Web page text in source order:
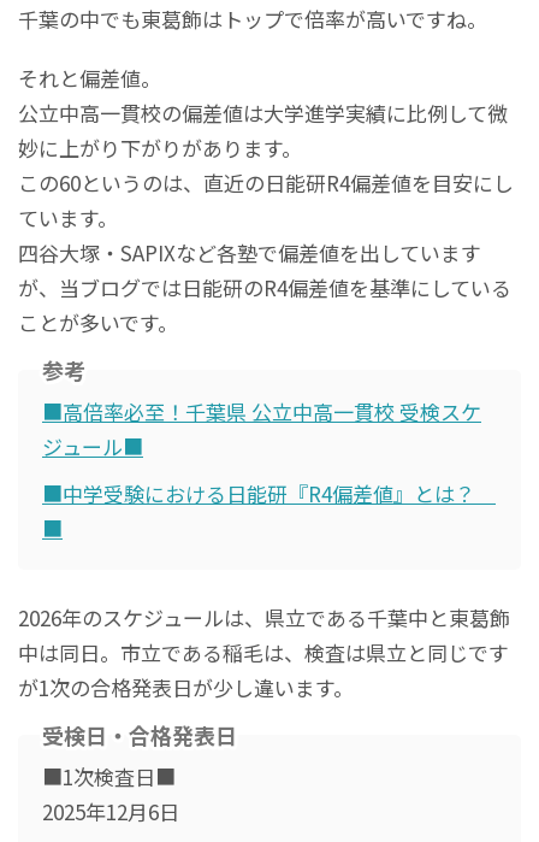
千葉の中でも東葛飾はトップで倍率が高いですね。
それと偏差値。
公立中高一貫校の偏差値は大学進学実績に比例して微
妙に上がり下がりがあります。
この60というのは、直近の日能研R4偏差値を目安にし
ています。
四谷大塚・SAPIXなど各塾で偏差値を出しています
が、当ブログでは日能研のR4偏差値を基準にしている
ことが多いです。
参考
■高倍率必至！千葉県 公立中高一貫校 受検スケ
ジュール■
■中学受験における日能研『R4偏差値』とは？
■
2026年のスケジュールは、県立である千葉中と東葛飾
中は同日。市立である稲毛は、検査は県立と同じです
が1次の合格発表日が少し違います。
受検日・合格発表日
■1次検査日■
2025年12月6日